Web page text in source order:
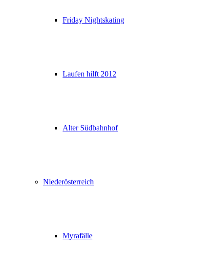
Friday Nightskating
Laufen hilft 2012
Alter Südbahnhof
Niederösterreich
Myrafälle